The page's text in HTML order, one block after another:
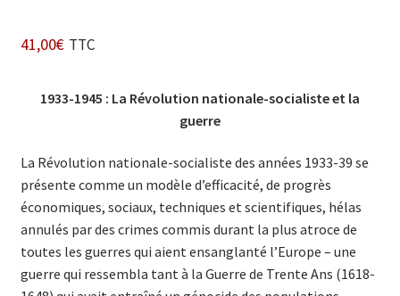
41,00€ TTC
1933-1945 : La Révolution nationale-socialiste et la
guerre
La Révolution nationale-socialiste des années 1933-39 se
présente comme un modèle d’efficacité, de progrès
économiques, sociaux, techniques et scientifiques, hélas
annulés par des crimes commis durant la plus atroce de
toutes les guerres qui aient ensanglanté l’Europe – une
guerre qui ressembla tant à la Guerre de Trente Ans (1618-